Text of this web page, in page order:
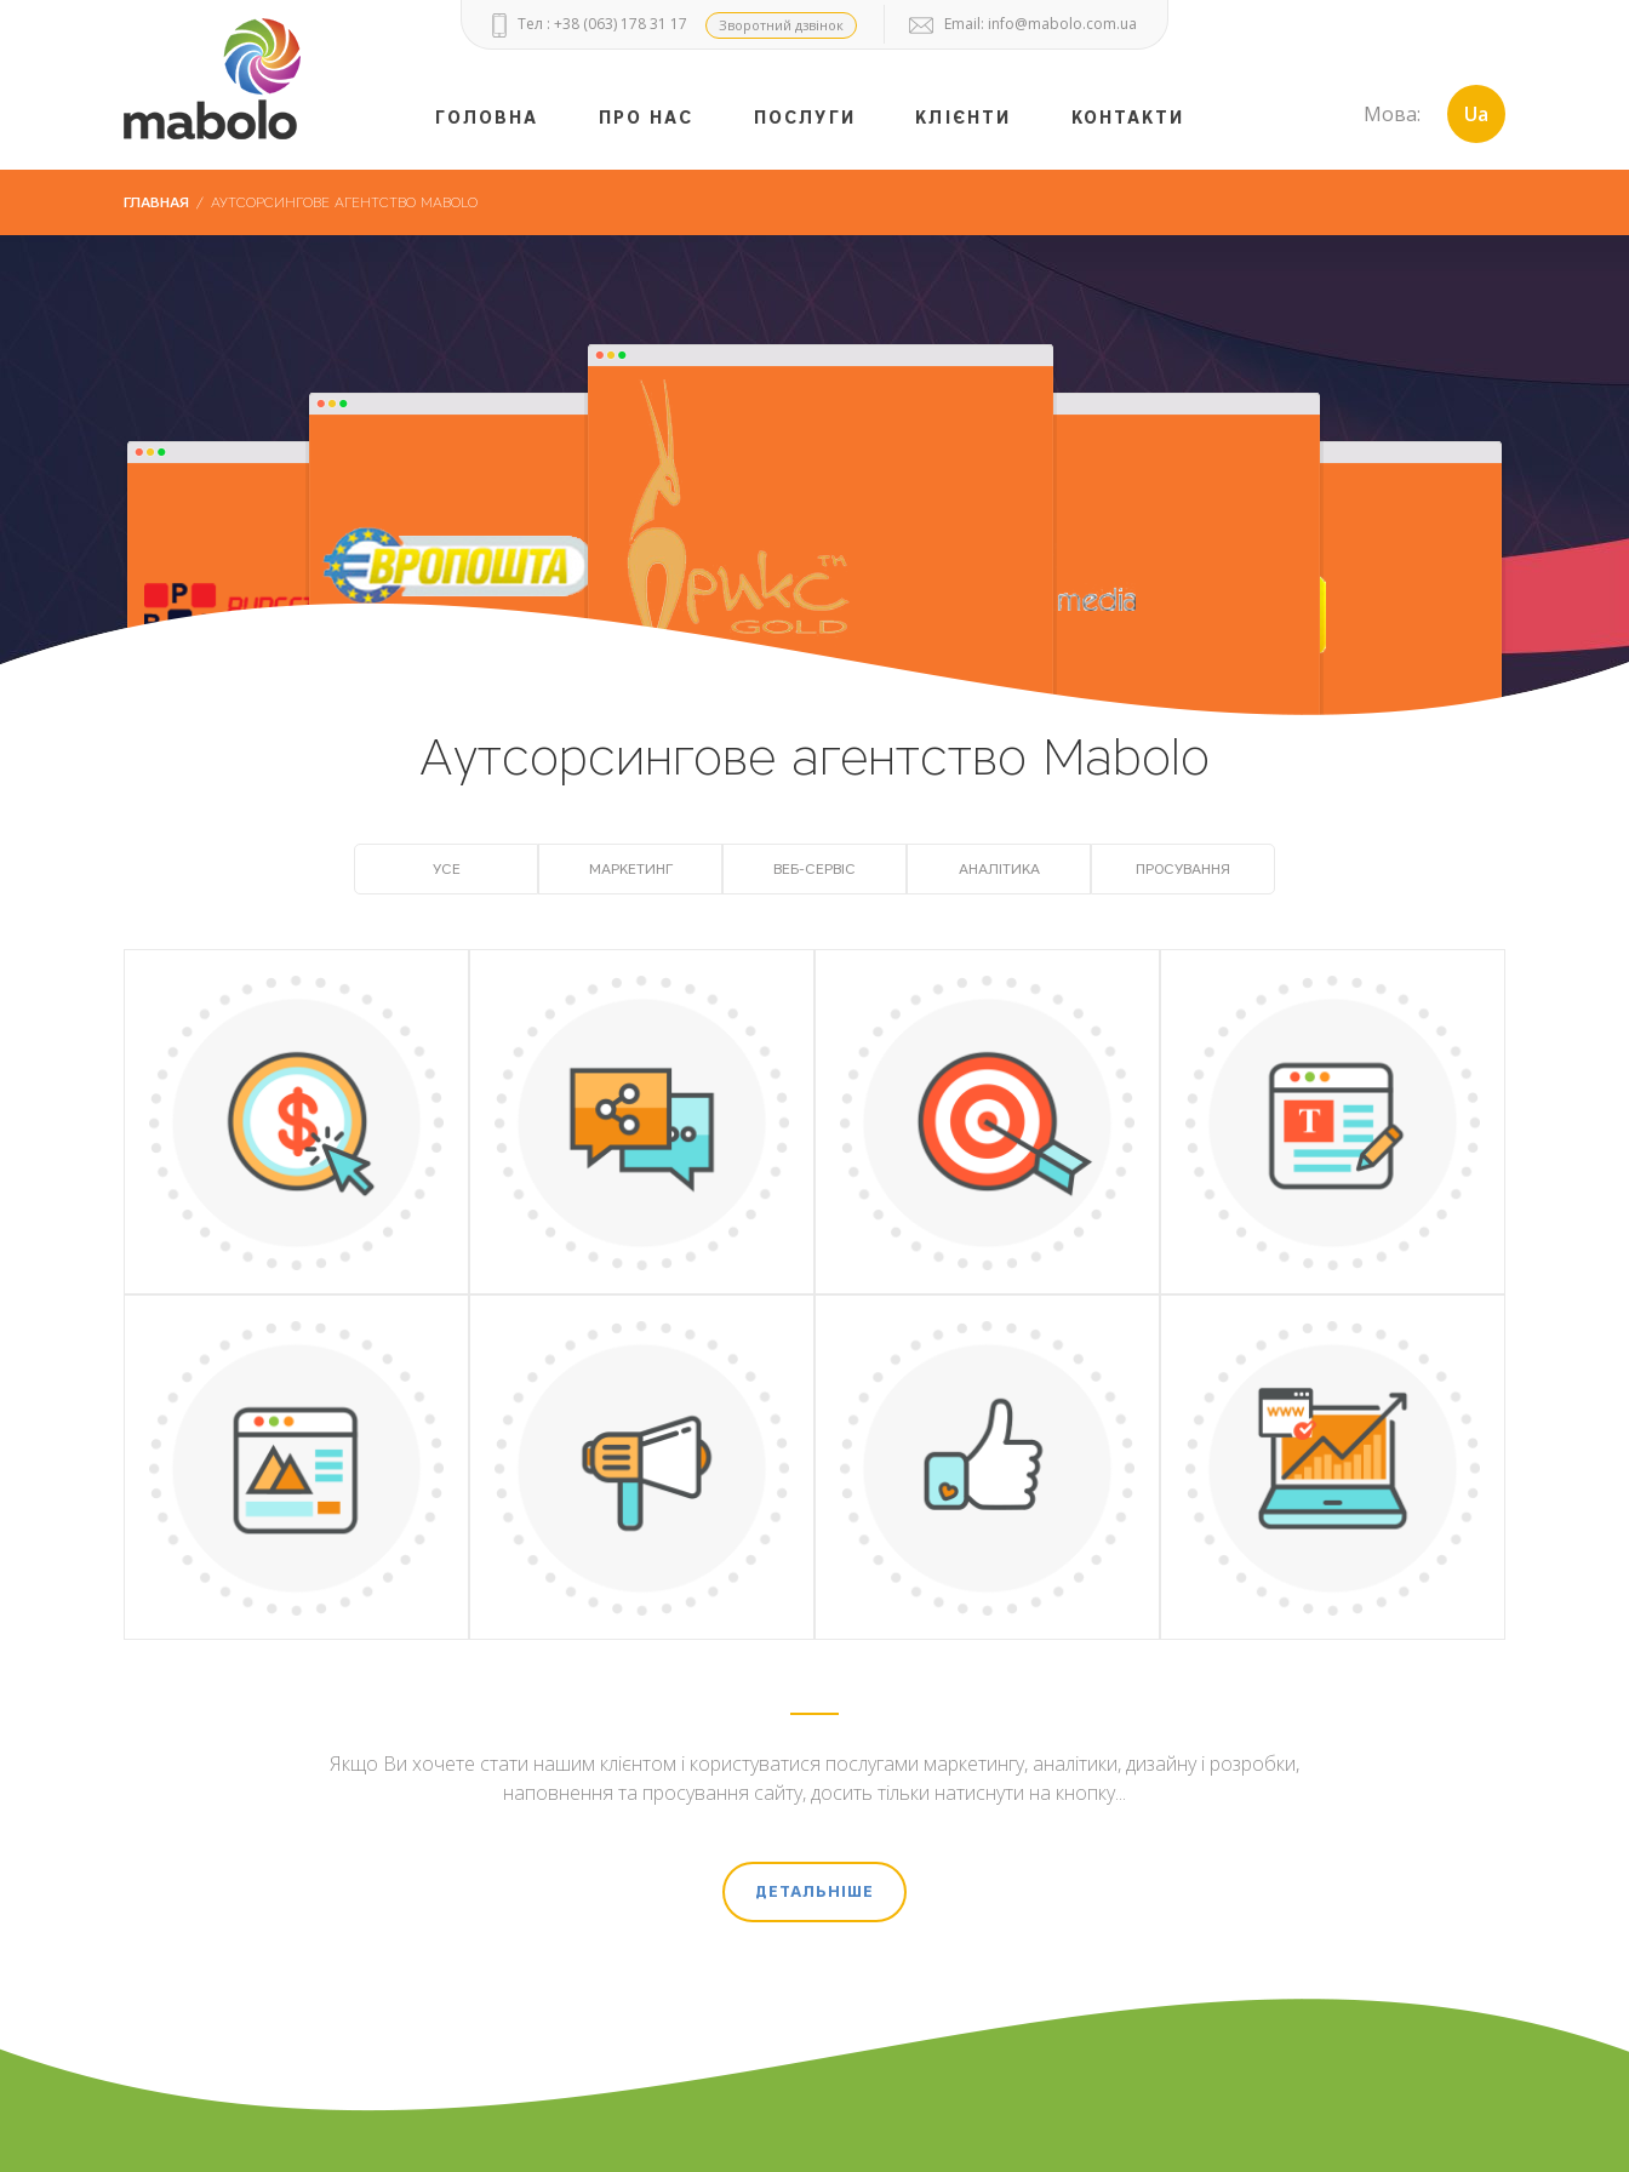
Тел : +38 (063) 178 31 17 Зворотний дзвінок Email: info@mabolo.com.ua
ГОЛОВНА ПРО НАС ПОСЛУГИ КЛІЄНТИ КОНТАКТИ Мова: Ua
ГЛАВНАЯ / АУТСОРСИНГОВЕ АГЕНТСТВО MABOLO
Аутсорсингове агентство Mabolo
УСЕ МАРКЕТИНГ ВЕБ-СЕРВІС АНАЛІТИКА ПРОСУВАННЯ
КОНТЕКСТ
ДЕТАЛЬНІШЕ
SMM СЕО КОНТЕНТ
РОЗРОБКА САЙТІВ ІНФОРМАЦІЙНИЙ ШУМ УПРАВЛІННЯ РЕПУТАЦІЄЮ WEB-АНАЛІТИКА
Якщо Ви хочете стати нашим клієнтом і користуватися послугами маркетингу, аналітики, дизайну і розробки,
наповнення та просування сайту, досить тільки натиснути на кнопку...
ДЕТАЛЬНІШЕ